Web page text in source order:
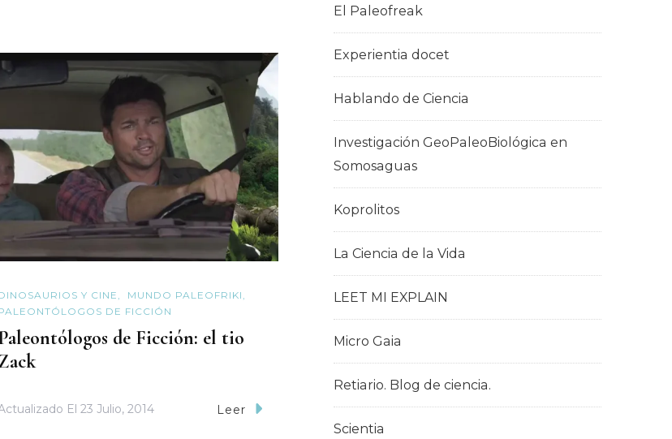
Y CINE
MUNDO PALEOFRIKI
DE FICCIÓN
de Ficción: el tio
El 23 Julio, 2014 Leer
El Paleofreak
Experientia docet
Hablando de Ciencia
Investigación GeoPaleoBiológica en
Somosaguas
Koprolitos
La Ciencia de la Vida
LEET MI EXPLAIN
Micro Gaia
Retiario. Blog de ciencia.
Scientia